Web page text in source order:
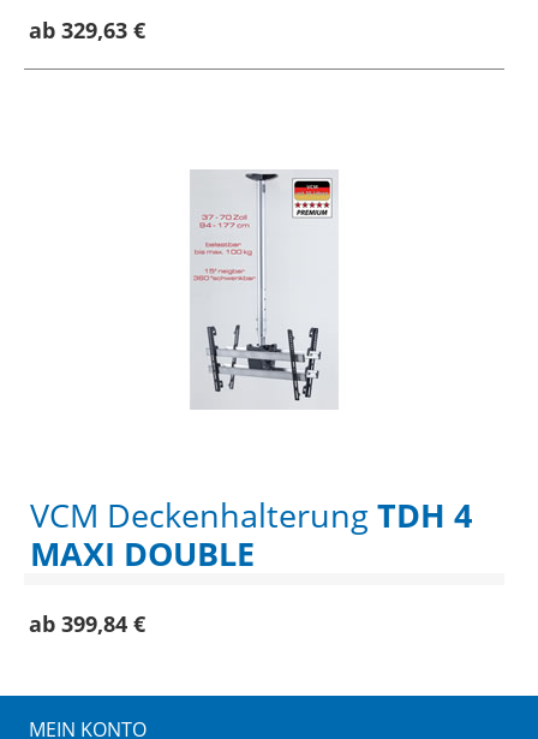
ab 329,63 €
VCM DeckenhalterungTDH 4
MAXI DOUBLE
ab 399,84 €
MEIN KONTO